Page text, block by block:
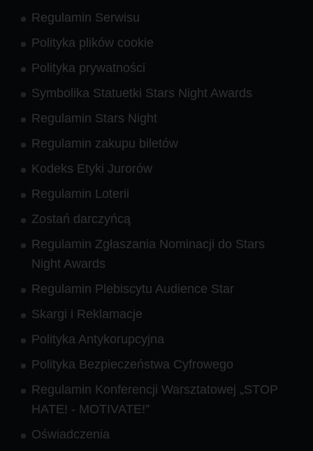
Regulamin Serwisu
Polityka plików cookie
Polityka prywatności
Symbolika Statuetki Stars Night Awards
Regulamin Stars Night
Regulamin zakupu biletów
Kodeks Etyki Jurorów
Regulamin Loterii
Zostań darczyńcą
Regulamin Zgłaszania Nominacji do Stars
Night Awards
Regulamin Plebiscytu Audience Star
Skargi i Reklamacje
Polityka Antykorupcyjna
Polityka Bezpieczeństwa Cyfrowego
Regulamin Konferencji Warsztatowej „STOP
HATE! - MOTIVATE!”
Oświadczenia